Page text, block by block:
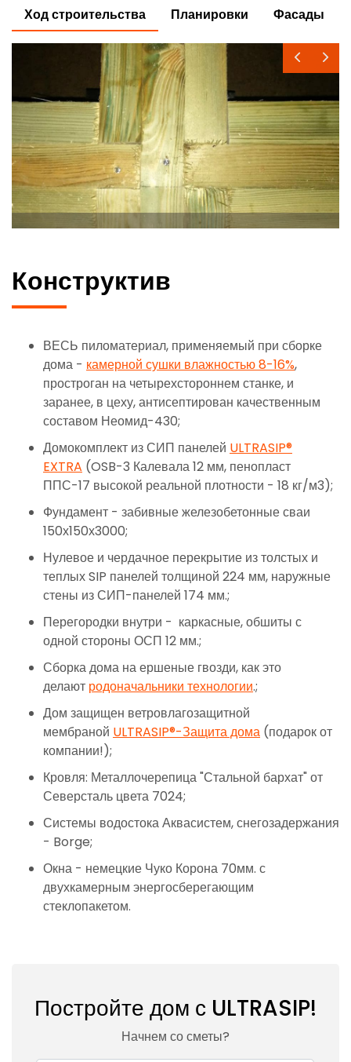
Ход строительства Планировки Фасады
Конструктив
ВЕСЬ пиломатериал, применяемый при сборке
дома - камерной сушки влажностью 8-16%,
простроган на четырехстороннем станке, и
заранее, в цеху, антисептирован качественным
составом Неомид-430;
Домокомплект из СИП панелей ULTRASIP®
EXTRA (OSB-3 Калевала 12 мм, пенопласт
ППС-17 высокой реальной плотности - 18 кг/м3);
Фундамент - забивные железобетонные сваи
150х150х3000;
Нулевое и чердачное перекрытие из толстых и
теплых SIP панелей толщиной 224 мм, наружные
стены из СИП-панелей 174 мм.;
Перегородки внутри - каркасные, обшиты с
одной стороны ОСП 12 мм.;
Сборка дома на ершеные гвозди, как это
делают родоначальники технологии.;
Дом защищен ветровлагозащитной
мембраной ULTRASIP®-Защита дома (подарок от
компании!);
Кровля: Металлочерепица "Стальной бархат" от
Северсталь цвета 7024;
Системы водостока Аквасистем, снегозадержания
- Borge;
Окна - немецкие Чуко Корона 70мм. с
двухкамерным энергосберегающим
стеклопакетом.
Постройте дом с ULTRASIP!
Начнем со сметы?